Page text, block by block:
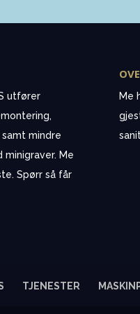
utfører
mindre
minigraver. Me
Spørr så får
Me
TJENESTER